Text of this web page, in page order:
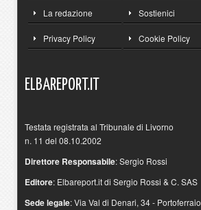
La redazione Sostienici
Privacy Policy Cookie Policy
ELBAREPORT.IT
Testata registrata al Tribunale di Livorno
n. 11 del 08.10.2002
Direttore Responsabile: Sergio Rossi
Editore: Elbareport.it di Sergio Rossi & C. SAS
Sede legale: Via Val di Denari, 34 - Portoferraio